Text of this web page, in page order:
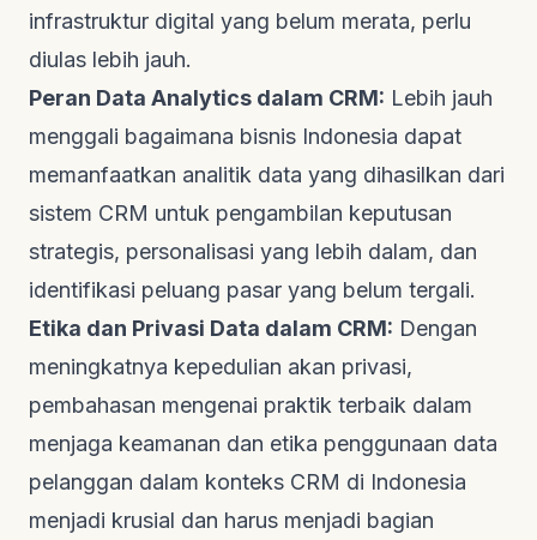
infrastruktur digital yang belum merata, perlu
diulas lebih jauh.
Peran Data Analytics dalam CRM: Lebih jauh
menggali bagaimana bisnis Indonesia dapat
memanfaatkan analitik data yang dihasilkan dari
sistem CRM untuk pengambilan keputusan
strategis, personalisasi yang lebih dalam, dan
identifikasi peluang pasar yang belum tergali.
Etika dan Privasi Data dalam CRM: Dengan
meningkatnya kepedulian akan privasi,
pembahasan mengenai praktik terbaik dalam
menjaga keamanan dan etika penggunaan data
pelanggan dalam konteks CRM di Indonesia
menjadi krusial dan harus menjadi bagian